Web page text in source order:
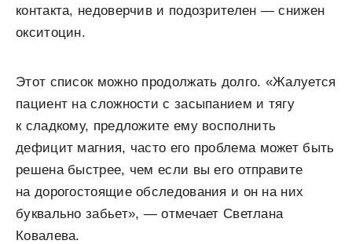
контакта, недоверчив и подозрителен — снижен
окситоцин.
Этот список можно продолжать долго. «Жалуется
пациент на сложности с засыпанием и тягу
к сладкому, предложите ему восполнить
дефицит магния, часто его проблема может быть
решена быстрее, чем если вы его отправите
на дорогостоящие обследования и он на них
буквально забьет», — отмечает Светлана
Ковалева.